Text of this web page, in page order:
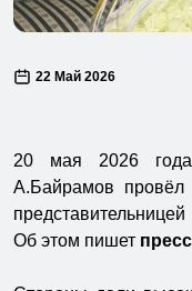
22 Май 2026
20 мая 2026
А.Байрамов провёл
Об этом пишет